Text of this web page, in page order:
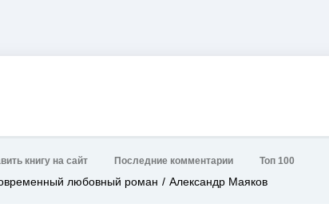
книгу на сайт Последние комментарии Топ 100
любовный роман Александр Маяков